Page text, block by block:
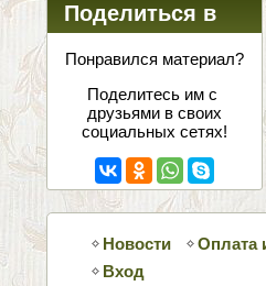
Поделиться в
соцсетях
Понравился материал?
Поделитесь им с
друзьями в своих
социальных сетях!
Новости Оплата
Вход